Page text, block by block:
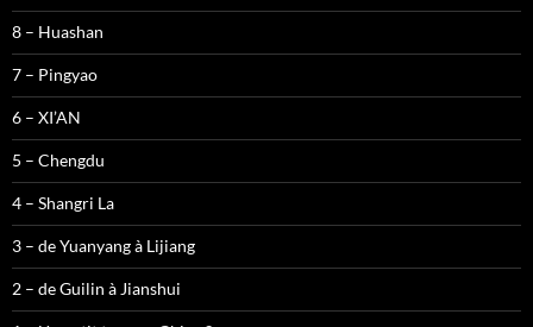
8 – Huashan
7 – Pingyao
6 – XI’AN
5 – Chengdu
4 – Shangri La
3 – de Yuanyang à Lijiang
2 – de Guilin à Jianshui